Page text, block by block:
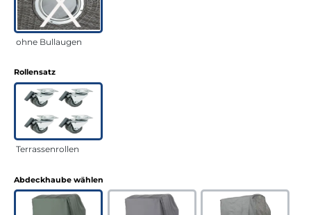
ohne Bullaugen
Rollensatzauswählen
Terrassenrollen
Abdeckhaube wählen